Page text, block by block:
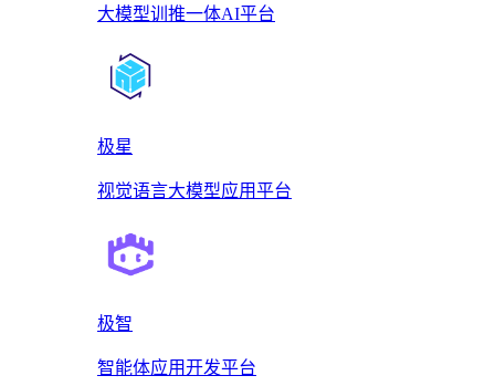
大模型训推一体AI平台
极星
视觉语言大模型应用平台
极智
智能体应用开发平台